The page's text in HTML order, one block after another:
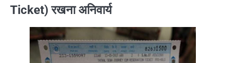
Ticket) रखना अनिवार्य